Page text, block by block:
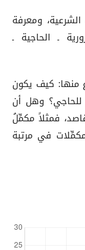
ومعرفة
ـ الحاجية ـ
منها: كيف يكون
للحاجي؟ وهل أن
فمثلاً مكمِّلُ
في مرتبة